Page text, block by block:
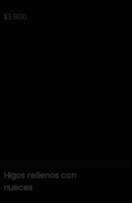
$3.800
Higos rellenos con
nueces